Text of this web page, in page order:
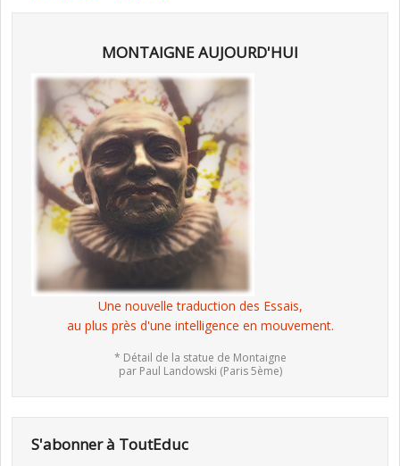
MONTAIGNE AUJOURD'HUI
Une nouvelle traduction des Essais,
au plus près d'une intelligence en mouvement.
* Détail de la statue de Montaigne
par Paul Landowski (Paris 5ème)
S'abonner à ToutEduc